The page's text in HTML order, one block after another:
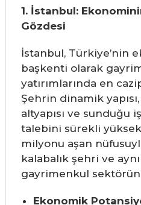
1. İstanbul:
Gözdesi
İstanbul, Türkiye’nin
başkenti olarak
yatırımlarında en
Şehrin dinamik
altyapısı ve sunduğu
talebini sürekli
milyonu aşan
kalabalık şehri ve
gayrimenkul
Ekonomik